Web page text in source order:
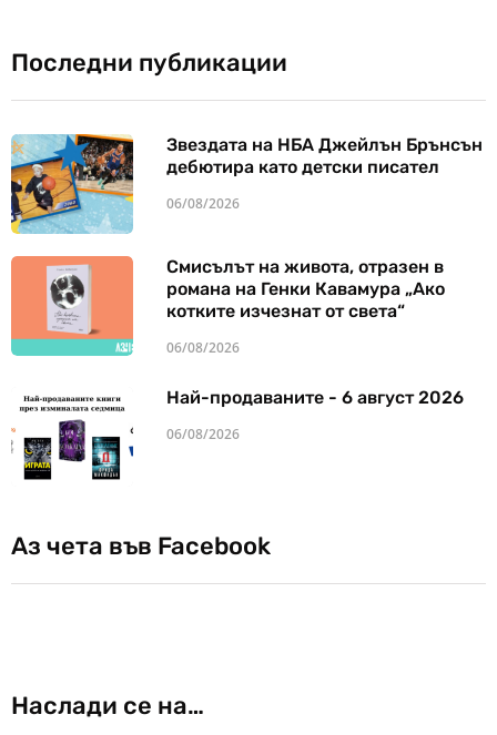
Последни публикации
Звездата на НБА Джейлън Брънсън
дебютира като детски писател
06/08/2026
Смисълът на живота, отразен в
романа на Генки Кавамура „Ако
котките изчезнат от света“
06/08/2026
Най-продаваните - 6 август 2026
06/08/2026
Аз чета във Facebook
Наслади се на…